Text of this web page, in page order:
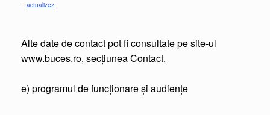
:: actualizez
Alte date de contact pot fi consultate pe site-ul
www.buces.ro, secţiunea Contact.
e) programul de funcționare și audienţe